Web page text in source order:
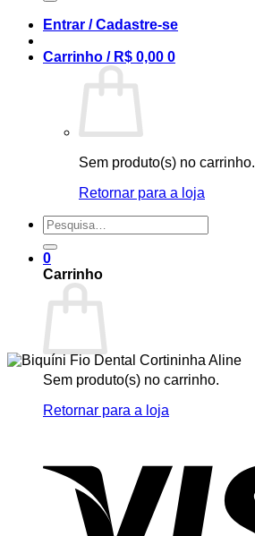
Entrar / Cadastre-se
Carrinho / R$ 0,00 0
Sem produto(s) no carrinho.
Retornar para a loja
Pesquisar
por:
0
Carrinho
Sem produto(s) no carrinho.
Retornar para a loja